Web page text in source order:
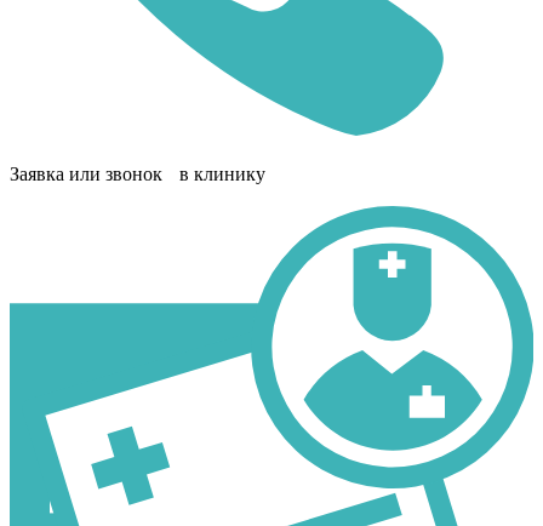
Заявка или звонок в клинику